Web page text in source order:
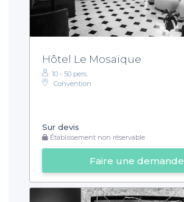
Hôtel Le Mosaïque
10 - 50 pers.
Convention
Sur devis
Établissement non réservable
Faire une demande